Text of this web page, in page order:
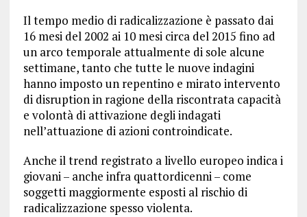
Il tempo medio di radicalizzazione è passato dai
16 mesi del 2002 ai 10 mesi circa del 2015 fino ad
un arco temporale attualmente di sole alcune
settimane, tanto che tutte le nuove indagini
hanno imposto un repentino e mirato intervento
di disruption in ragione della riscontrata capacità
e volontà di attivazione degli indagati
nell’attuazione di azioni controindicate.
Anche il trend registrato a livello europeo indica i
giovani – anche infra quattordicenni – come
soggetti maggiormente esposti al rischio di
radicalizzazione spesso violenta.